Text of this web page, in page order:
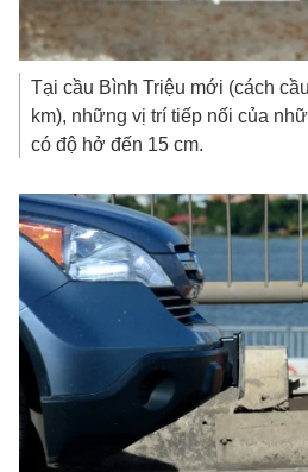
Tại cầu Bình Triệu mới (cách
km), những vị trí tiếp nối của
có độ hở đến 15 cm.